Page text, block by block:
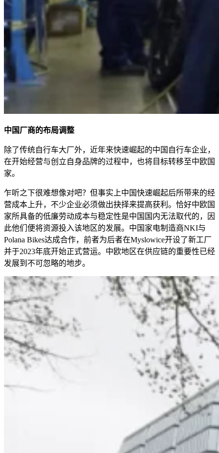
中国厂商的布局调整
除了传统自行车大厂外，近年来快速崛起的中国自行车企业，
在开始经营与创立自身品牌的过程中，也将目标转移至中欧国
家。
乍听之下很难想像对吧？但事实上中国快速崛起后所带来的经
营成本上升，不少企业必须做出抉择来提高获利。恰好中欧国
家所具备的低廉劳动成本与稳定性是中国国内无法取代的，因
此他们便将资源投入该地区的发展。中国家电制造商NKI与
Polana Bikes达成合作，前者为后者在Myslowice开设了新工厂
并于2023年底开始正式营运。中欧地区在供应链的重要性已经
发展到不可忽略的地步。